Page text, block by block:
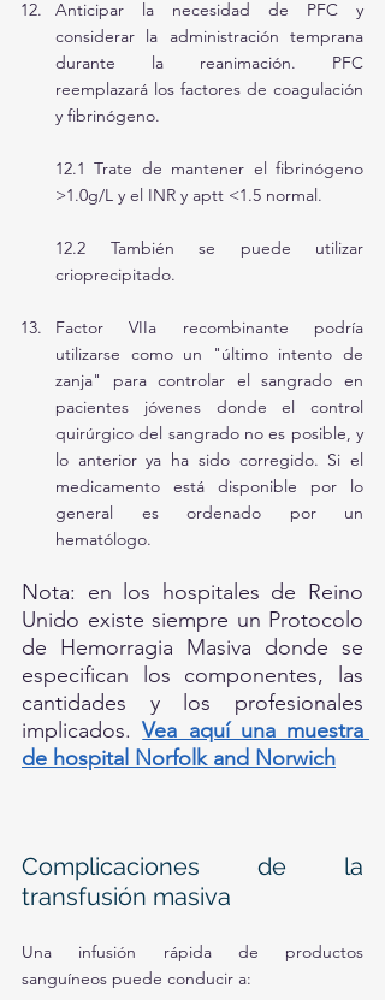
Anticipar la necesidad de PFC y
considerar la administración temprana
durante la reanimación. PFC
reemplazará los factores de coagulación
y fibrinógeno.
12.1 Trate de mantener el fibrinógeno
>1.0g/L y el INR y aptt <1.5 normal.
12.2 También se puede utilizar
crioprecipitado.
Factor VIIa recombinante podría
utilizarse como un "último intento de
zanja" para controlar el sangrado en
pacientes jóvenes donde el control
quirúrgico del sangrado no es posible, y
lo anterior ya ha sido corregido. Si el
medicamento está disponible por lo
general es ordenado por un
hematólogo.
Nota: en los hospitales de Reino
Unido existe siempre un Protocolo
de Hemorragia Masiva donde se
especifican los componentes, las
cantidades y los profesionales
implicados. Vea aquí una muestra
de hospital Norfolk and Norwich
Complicaciones de la
transfusión masiva
Una infusión rápida de productos
sanguíneos puede conducir a: